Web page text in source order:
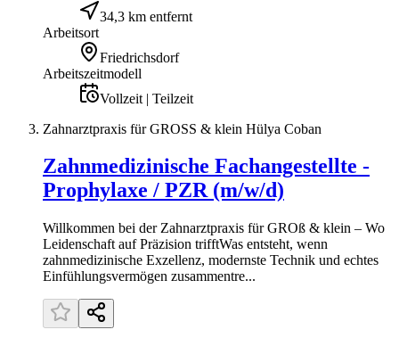
34,3 km entfernt
Arbeitsort
Friedrichsdorf
Arbeitszeitmodell
Vollzeit | Teilzeit
Zahnarztpraxis für GROSS & klein Hülya Coban
Zahnmedizinische Fachangestellte -
Prophylaxe / PZR (m/w/d)
Willkommen bei der Zahnarztpraxis für GROß & klein – Wo
Leidenschaft auf Präzision trifftWas entsteht, wenn
zahnmedizinische Exzellenz, modernste Technik und echtes
Einfühlungsvermögen zusammentre...